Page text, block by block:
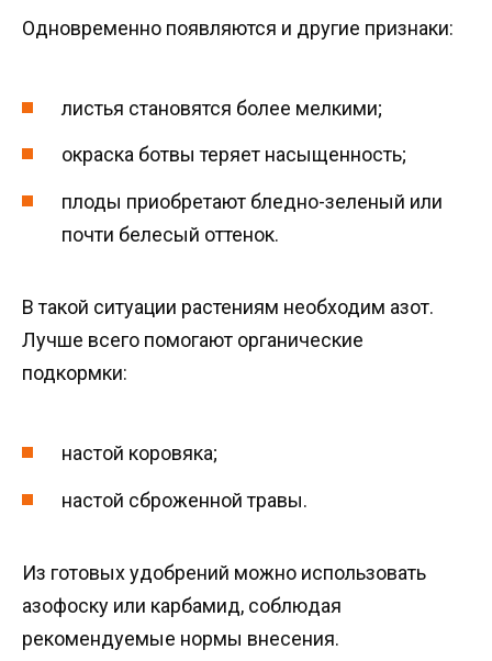
Одновременно появляются и другие признаки:
листья становятся более мелкими;
окраска ботвы теряет насыщенность;
плоды приобретают бледно-зеленый или
почти белесый оттенок.
В такой ситуации растениям необходим азот.
Лучше всего помогают органические
подкормки:
настой коровяка;
настой сброженной травы.
Из готовых удобрений можно использовать
азофоску или карбамид, соблюдая
рекомендуемые нормы внесения.